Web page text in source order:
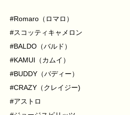
#Romaro（ロマロ）
#スコッティキャメロン
#BALDO（バルド）
#KAMUI（カムイ）
#BUDDY（バディー）
#CRAZY（クレイジー)
#アストロ